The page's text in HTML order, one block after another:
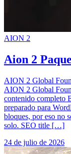
AION 2
Aion 2
AION 2 Global
AION 2 Global
contenido completo
preparado para
bloques, por eso no
solo. SEO title […]
24 de julio de 2026